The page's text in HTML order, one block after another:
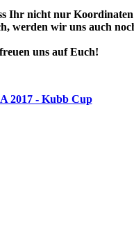
Ihr nicht nur
wir uns auch
uns auf Euch!
2017 - Kubb Cup